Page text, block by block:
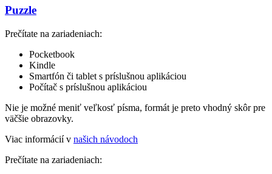
Puzzle
Prečítate na zariadeniach:
Pocketbook
Kindle
Smartfón či tablet s príslušnou aplikáciou
Počítač s príslušnou aplikáciou
Nie je možné meniť veľkosť písma, formát je preto vhodný skôr pre
väčšie obrazovky.
Viac informácií v našich návodoch
Prečítate na zariadeniach: